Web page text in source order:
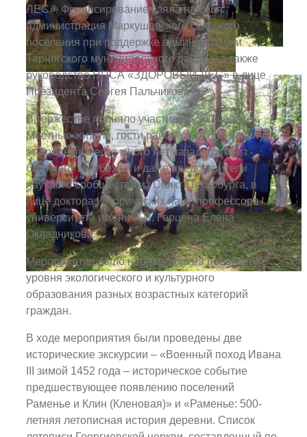
ЛЕС». Финансирование взяла на себя
администрация Маркушевского сельского
поселения при поддержке администрации
Тарногского муниципального района, а также
руководство НПСА «ЗДОРОВЫЙ ЛЕС» в лице
Президента Сергея Пальчикова.
В торжестве приняло участие до 300 человек.
Местные жители, гости района и те, кто покинул
эти родные места много лет назад, гости из
ближнего зарубежья и даже представители
научного сообщества из Санкт-Петербурга, в
лице доктора исторических наук, профессора
университета имени А.И. Герцена Елена
Окладникова.
Мероприятие было направлено на повышение
уровня экологического и культурного
образования разных возрастных категорий
граждан.
В ходе мероприятия были проведены две
исторические экскурсии – «Военный поход Ивана
III зимой 1452 года – историческое событие
предшествующее появлению поселений
Раменье и Клин (Кленовая)» и «Раменье: 500-
летняя летописная история деревни. Список